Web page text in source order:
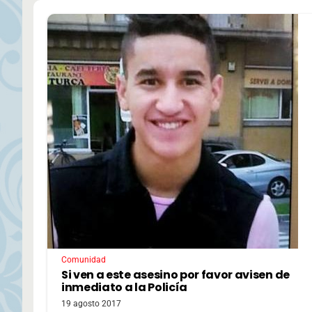
Comunidad
Si ven a este asesino por favor avisen de
inmediato a la Policía
19 agosto 2017